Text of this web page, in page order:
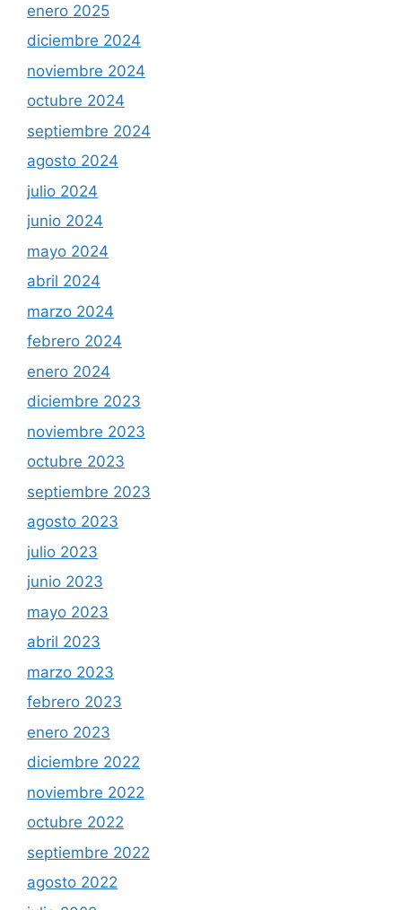
enero 2025
diciembre 2024
noviembre 2024
octubre 2024
septiembre 2024
agosto 2024
julio 2024
junio 2024
mayo 2024
abril 2024
marzo 2024
febrero 2024
enero 2024
diciembre 2023
noviembre 2023
octubre 2023
septiembre 2023
agosto 2023
julio 2023
junio 2023
mayo 2023
abril 2023
marzo 2023
febrero 2023
enero 2023
diciembre 2022
noviembre 2022
octubre 2022
septiembre 2022
agosto 2022